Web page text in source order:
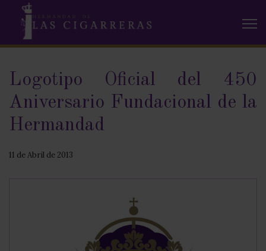
Logotipo Oficial del 450
Aniversario Fundacional de la
Hermandad
11 de Abril de 2013